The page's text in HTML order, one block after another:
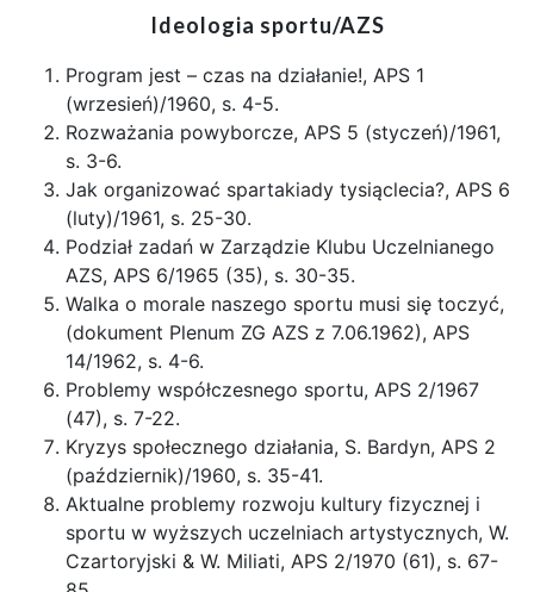
Ideologia sportu/AZS
Program jest – czas na działanie!, APS 1
(wrzesień)/1960, s. 4-5.
Rozważania powyborcze, APS 5 (styczeń)/1961,
s. 3-6.
Jak organizować spartakiady tysiąclecia?, APS 6
(luty)/1961, s. 25-30.
Podział zadań w Zarządzie Klubu Uczelnianego
AZS, APS 6/1965 (35), s. 30-35.
Walka o morale naszego sportu musi się toczyć,
(dokument Plenum ZG AZS z 7.06.1962), APS
14/1962, s. 4-6.
Problemy współczesnego sportu, APS 2/1967
(47), s. 7-22.
Kryzys społecznego działania, S. Bardyn, APS 2
(październik)/1960, s. 35-41.
Aktualne problemy rozwoju kultury fizycznej i
sportu w wyższych uczelniach artystycznych, W.
Czartoryjski & W. Miliati, APS 2/1970 (61), s. 67-